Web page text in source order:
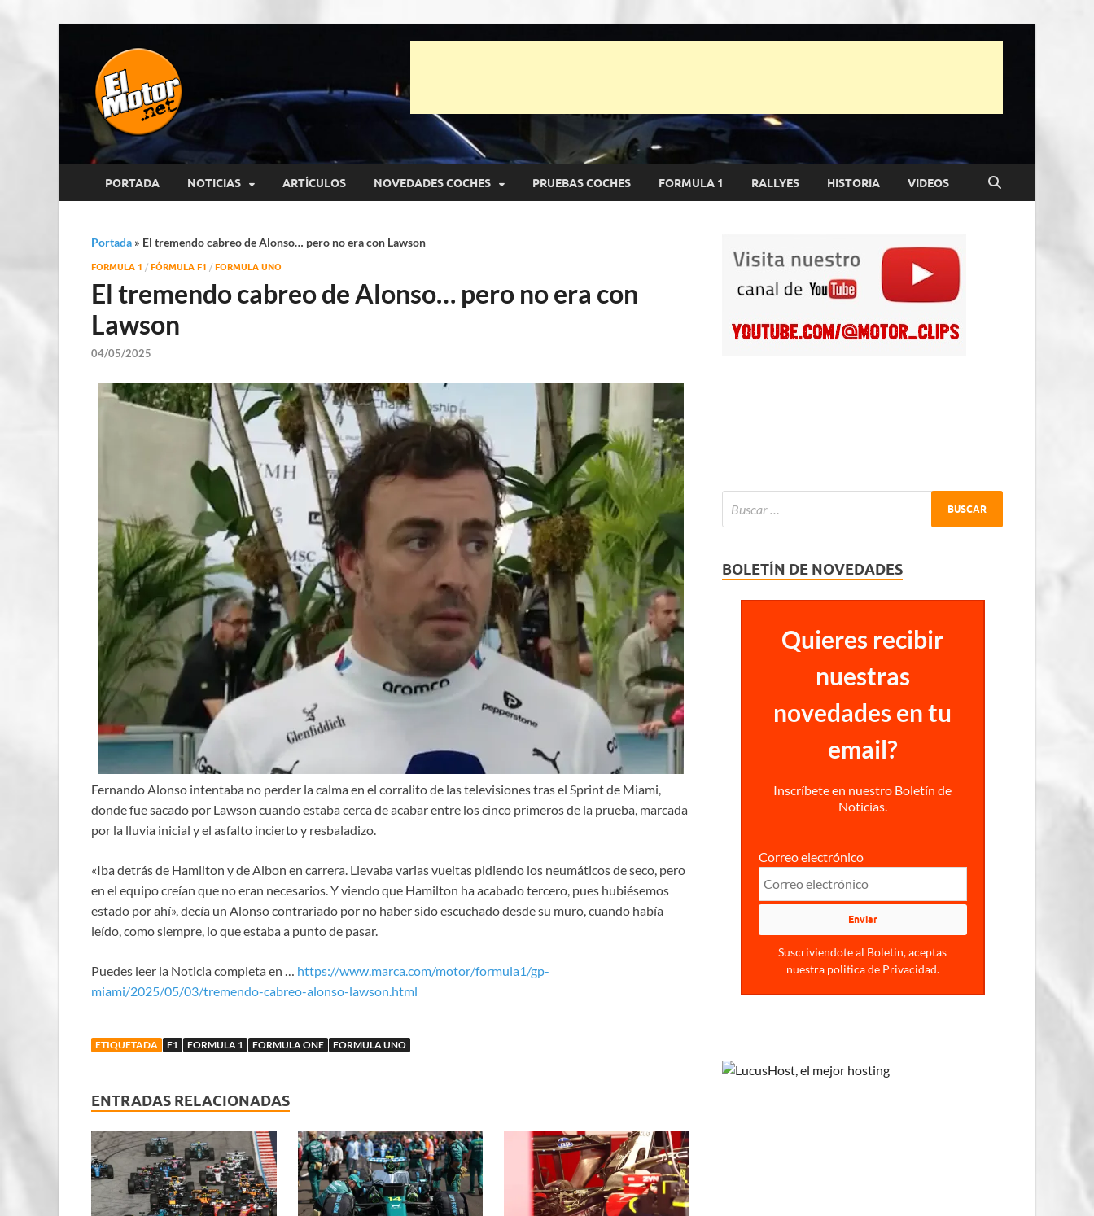
El Motor punto Net
PORTADA NOTICIAS ARTÍCULOS NOVEDADES COCHES PRUEBAS COCHES FORMULA 1 RALLYES HISTORIA VIDEOS
Portada » El tremendo cabreo de Alonso… pero no era con Lawson
FORMULA 1 / FÓRMULA F1 / FORMULA UNO
El tremendo cabreo de Alonso… pero no era con
Lawson
04/05/2025
Fernando Alonso intentaba no perder la calma en el corralito de las televisiones tras el Sprint de Miami,
donde fue sacado por Lawson cuando estaba cerca de acabar entre los cinco primeros de la prueba, marcada
por la lluvia inicial y el asfalto incierto y resbaladizo.
«Iba detrás de Hamilton y de Albon en carrera. Llevaba varias vueltas pidiendo los neumáticos de seco, pero
en el equipo creían que no eran necesarios. Y viendo que Hamilton ha acabado tercero, pues hubiésemos
estado por ahí», decía un Alonso contrariado por no haber sido escuchado desde su muro, cuando había
leído, como siempre, lo que estaba a punto de pasar.
Puedes leer la Noticia completa en … https://www.marca.com/motor/formula1/gp-
miami/2025/05/03/tremendo-cabreo-alonso-lawson.html
ETIQUETADA F1 FORMULA 1 FORMULA ONE FORMULA UNO
ENTRADAS RELACIONADAS
BOLETÍN DE NOVEDADES
Quieres recibir
nuestras
novedades en tu
email?
Inscríbete en nuestro Boletín de
Noticias.
Correo electrónico
Suscriviendote al Boletin, aceptas
nuestra politica de Privacidad.